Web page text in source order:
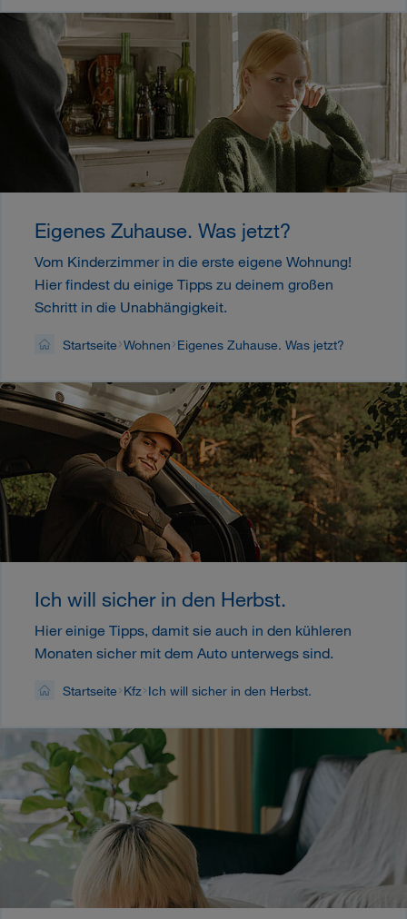
Eigenes Zuhause. Was jetzt?
Vom Kinderzimmer in die erste eigene Wohnung!
Hier findest du einige Tipps zu deinem großen
Schritt in die Unabhängigkeit.
Startseite Wohnen Eigenes Zuhause. Was jetzt?
Ich will sicher in den Herbst.
Hier einige Tipps, damit sie auch in den kühleren
Monaten sicher mit dem Auto unterwegs sind.
Startseite Kfz Ich will sicher in den Herbst.